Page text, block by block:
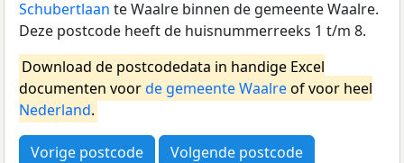
Schubertlaan te Waalre binnen de gemeente Waalre.
Deze postcode heeft de huisnummerreeks 1 t/m 8.
Download de postcodedata in handige Excel
documenten voorde gemeente Waalreof voor heel
Nederland.
Vorige postcode Volgende postcode